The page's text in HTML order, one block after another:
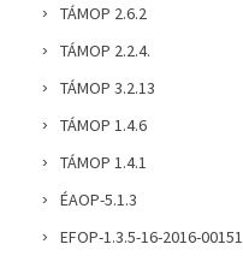
TÁMOP 2.6.2
TÁMOP 2.2.4.
TÁMOP 3.2.13
TÁMOP 1.4.6
TÁMOP 1.4.1
ÉAOP-5.1.3
EFOP-1.3.5-16-2016-00151